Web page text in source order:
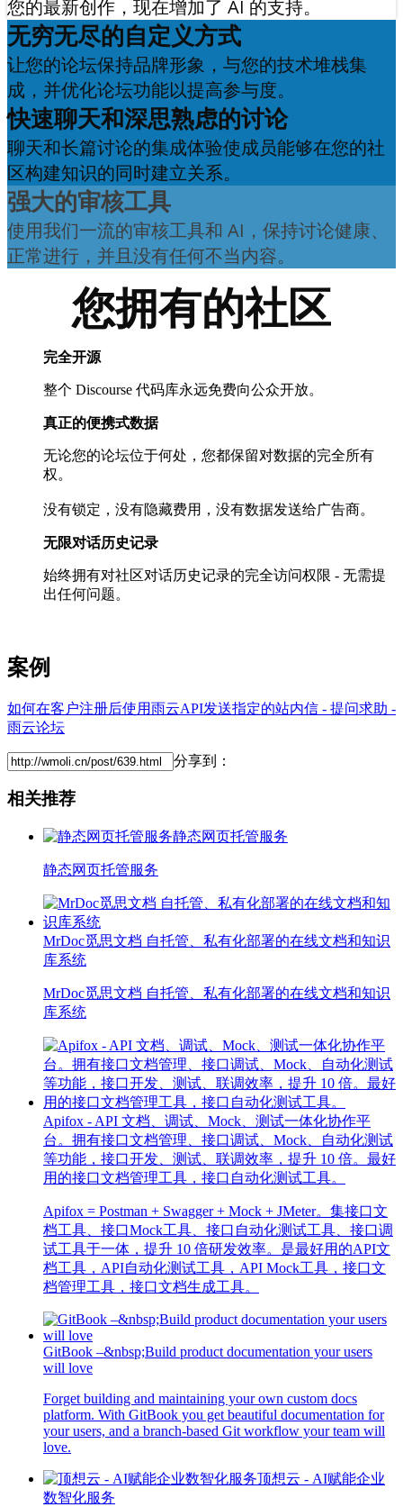
您的最新创作，现在增加了 AI 的支持。
无穷无尽的自定义方式
让您的论坛保持品牌形象，与您的技术堆栈集
成，并优化论坛功能以提高参与度。
快速聊天和深思熟虑的讨论
聊天和长篇讨论的集成体验使成员能够在您的社
区构建知识的同时建立关系。
强大的审核工具
使用我们一流的审核工具和 AI，保持讨论健康、
正常进行，并且没有任何不当内容。
您拥有的社区
完全开源
整个 Discourse 代码库永远免费向公众开放。
真正的便携式数据
无论您的论坛位于何处，您都保留对数据的完全所有
权。
没有锁定，没有隐藏费用，没有数据发送给广告商。
无限对话历史记录
始终拥有对社区对话历史记录的完全访问权限 - 无需提
出任何问题。
案例
如何在客户注册后使用雨云API发送指定的站内信 - 提问求助 -
雨云论坛
分享到：
相关推荐
静态网页托管服务
静态网页托管服务
MrDoc觅思文档 自托管、私有化部署的在线文档和知识
库系统
MrDoc觅思文档 自托管、私有化部署的在线文档和知识
库系统
Apifox - API 文档、调试、Mock、测试一体化协作平
台。拥有接口文档管理、接口调试、Mock、自动化测试
等功能，接口开发、测试、联调效率，提升 10 倍。最好
用的接口文档管理工具，接口自动化测试工具。
Apifox = Postman + Swagger + Mock + JMeter。集接口文
档工具、接口Mock工具、接口自动化测试工具、接口调
试工具于一体，提升 10 倍研发效率。是最好用的API文
档工具，API自动化测试工具，API Mock工具，接口文
档管理工具，接口文档生成工具。
GitBook –&nbsp;Build product documentation your users
will love
Forget building and maintaining your own custom docs
platform. With GitBook you get beautiful documentation for
your users, and a branch-based Git workflow your team will
love.
顶想云 - AI赋能企业
数智化服务